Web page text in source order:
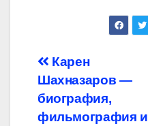
Навигация
по
Карен
Шахназаров —
биография,
фильмография и